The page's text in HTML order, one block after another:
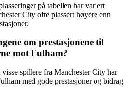
på tabellen har variert
City ofte plassert høyere enn
om prestasjonene til
mot Fulham?
spillere fra Manchester City har
med gode prestasjoner og bidrag